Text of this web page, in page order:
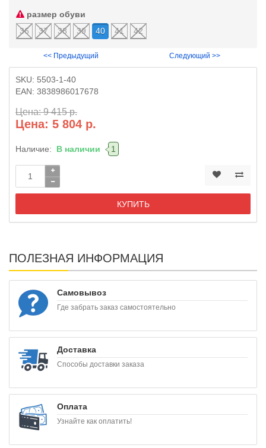
размер обуви
36
37 38 39 40 41 42
<< Предыдущий Следующий >>
SKU: 5503-1-40
EAN: 3838986017678
Цена: 9 415 р.
Цена: 5 804 р.
Наличие: В наличии 1
КУПИТЬ
ПОЛЕЗНАЯ ИНФОРМАЦИЯ
Самовывоз
Где забрать заказ самостоятельно
Доставка
Способы доставки заказа
Оплата
Узнайте как оплатить!